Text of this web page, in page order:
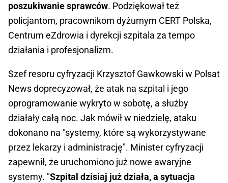
poszukiwanie sprawców. Podziękował też
policjantom, pracownikom dyżurnym CERT Polska,
Centrum eZdrowia i dyrekcji szpitala za tempo
działania i profesjonalizm.
Szef resoru cyfryzacji Krzysztof Gawkowski w Polsat
News doprecyzował, że atak na szpital i jego
oprogramowanie wykryto w sobotę, a służby
działały całą noc. Jak mówił w niedzielę, ataku
dokonano na "systemy, które są wykorzystywane
przez lekarzy i administrację". Minister cyfryzacji
zapewnił, że uruchomiono już nowe awaryjne
systemy. "Szpital dzisiaj już działa, a sytuacja